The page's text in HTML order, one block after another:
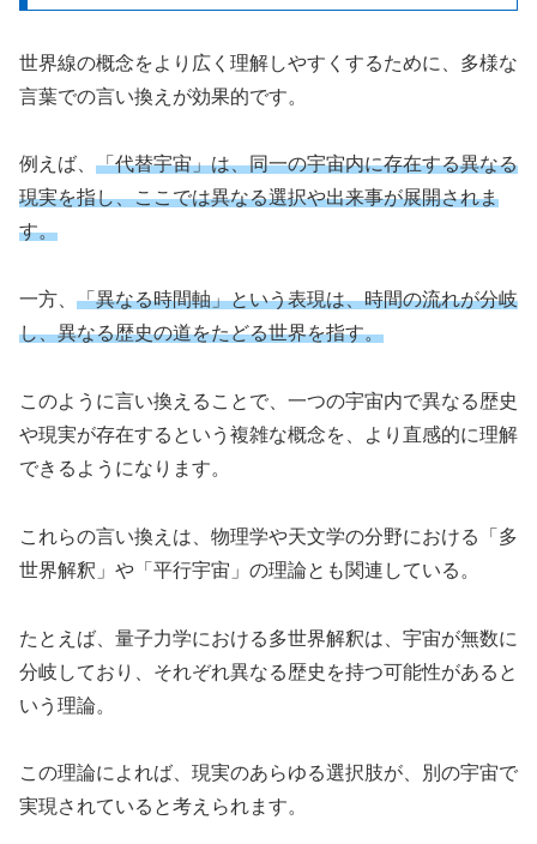
世界線の概念をより広く理解しやすくするために、多様な
言葉での言い換えが効果的です。
例えば、 「代替宇宙」は、同一の宇宙内に存在する異なる
現実を指し、ここでは異なる選択や出来事が展開されま
す。
一方、 「異なる時間軸」という表現は、時間の流れが分岐
し、異なる歴史の道をたどる世界を指す。
このように言い換えることで、一つの宇宙内で異なる歴史
や現実が存在するという複雑な概念を、より直感的に理解
できるようになります。
これらの言い換えは、物理学や天文学の分野における「多
世界解釈」や「平行宇宙」の理論とも関連している。
たとえば、量子力学における多世界解釈は、宇宙が無数に
分岐しており、それぞれ異なる歴史を持つ可能性があると
いう理論。
この理論によれば、現実のあらゆる選択肢が、別の宇宙で
実現されていると考えられます。